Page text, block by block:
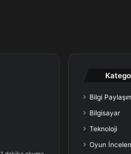
Bilgi
Bilgisayar
Teknoloji
Oyun